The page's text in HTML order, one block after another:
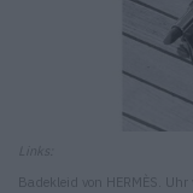
Badekleid von HERMÈS. Uhr